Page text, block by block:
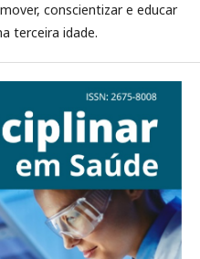
conscientizar e educar
terceira idade.